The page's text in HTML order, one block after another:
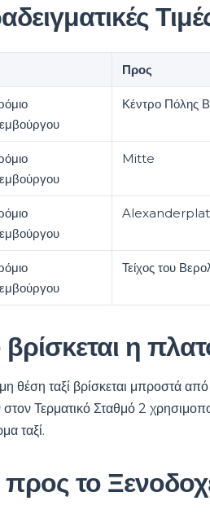
Προς
Κέντρο Πόλης
Mitte
Τείχος του
η
θέση ταξί βρίσκεται μπροστά από
Τερματικό Σταθμό 2
ταξί.
προς το